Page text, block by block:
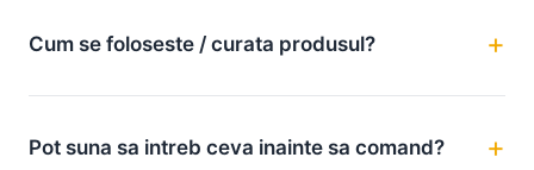
Cum se foloseste / curata produsul?
Pot suna sa intreb ceva inainte sa comand?